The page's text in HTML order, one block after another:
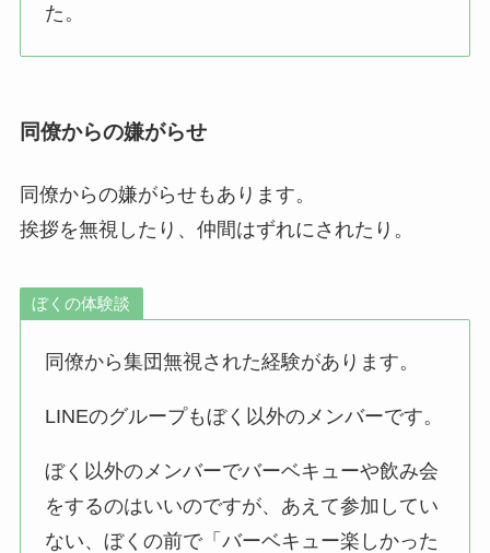
た。
同僚からの嫌がらせ
同僚からの嫌がらせもあります。
挨拶を無視したり、仲間はずれにされたり。
ぼくの体験談
同僚から集団無視された経験があります。
LINEのグループもぼく以外のメンバーです。
ぼく以外のメンバーでバーベキューや飲み会
をするのはいいのですが、あえて参加してい
ない、ぼくの前で「バーベキュー楽しかった